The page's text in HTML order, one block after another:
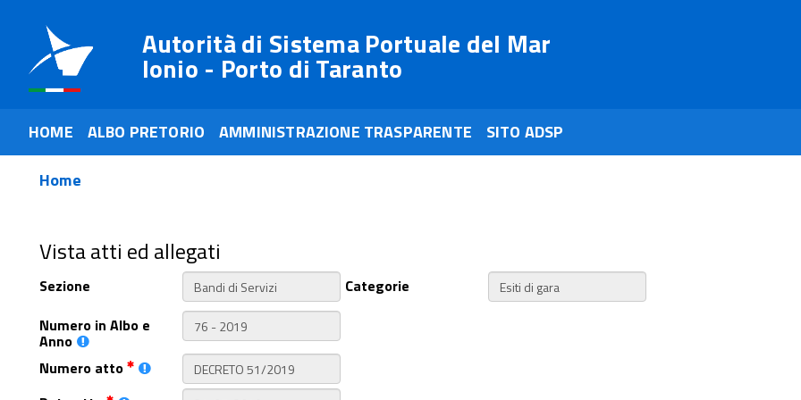
Autorità di Sistema Portuale del Mar
Ionio - Porto di Taranto
HOME ALBO PRETORIO AMMINISTRAZIONE TRASPARENTE
SITO ADSP
Home
Vista atti ed allegati
Sezione
Categorie
Numero in Albo e
Anno
Numero atto